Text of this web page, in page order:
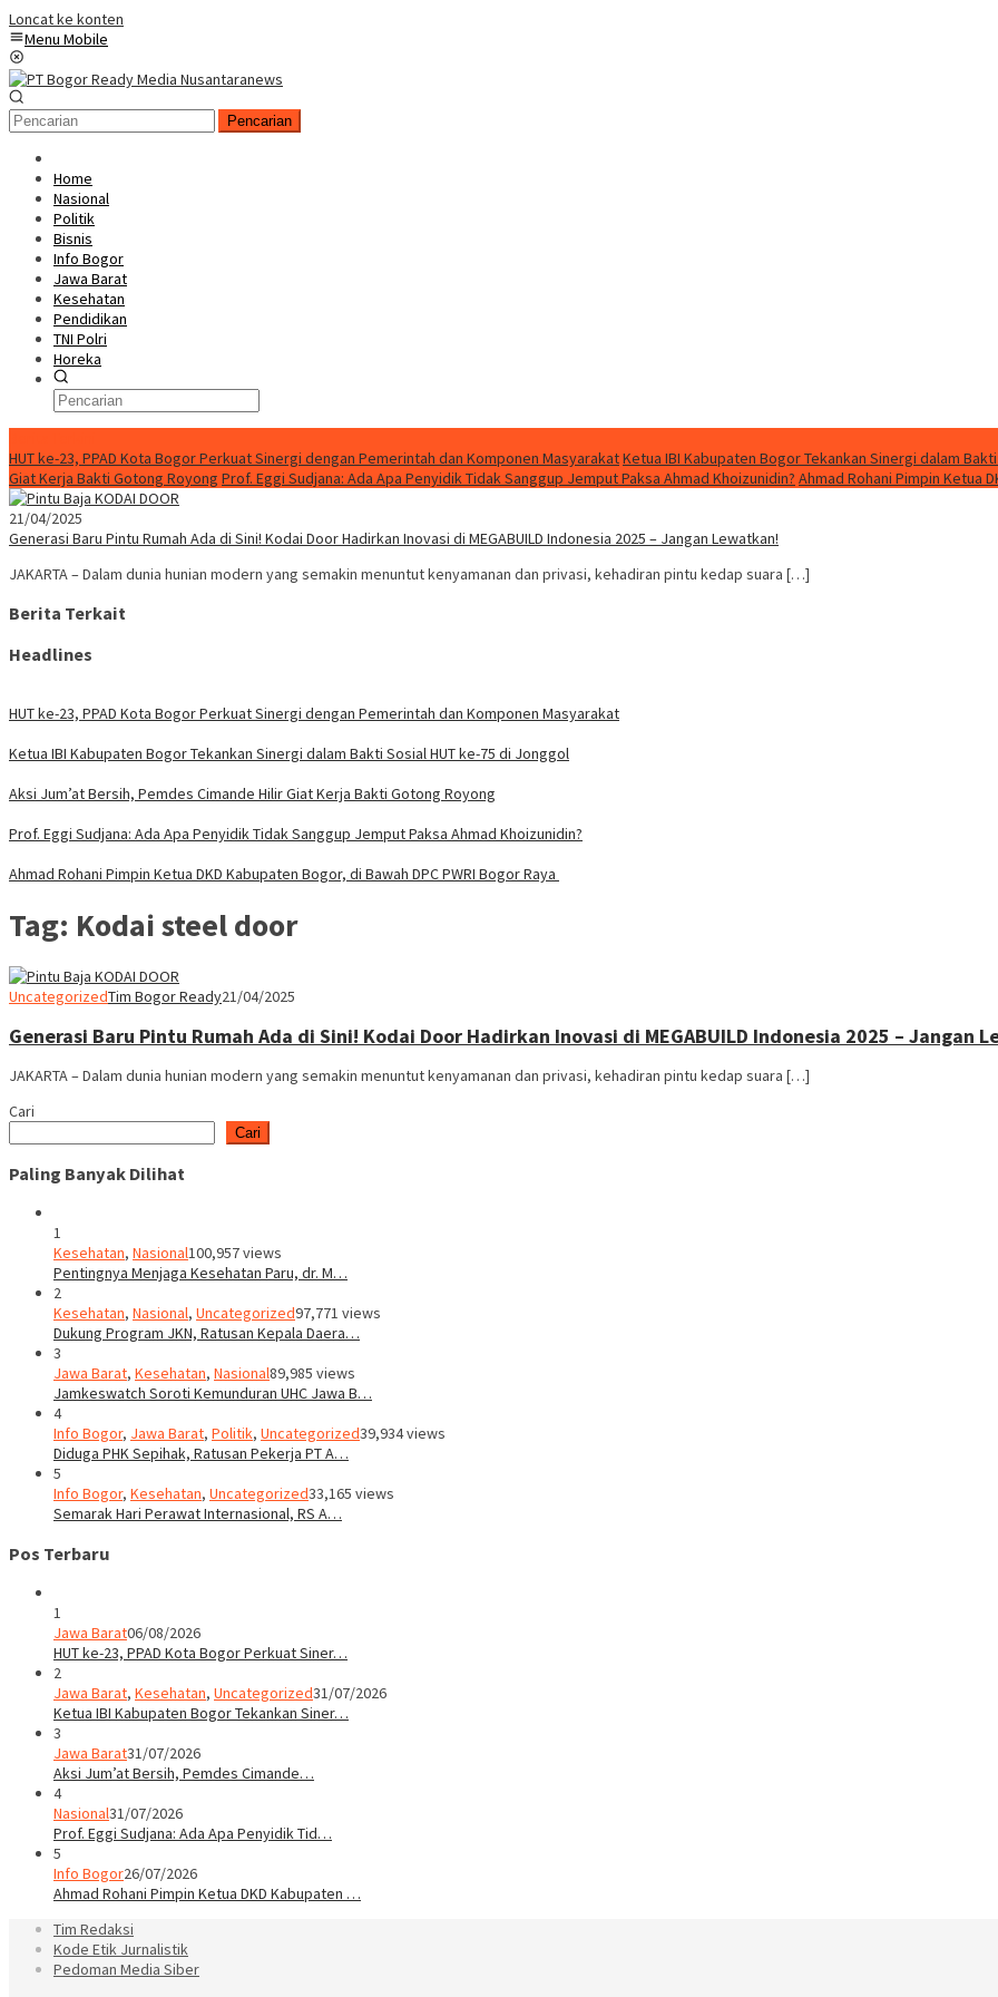
Loncat ke konten
Menu Mobile
Pencarian
Home
Nasional
Politik
Bisnis
Info Bogor
Jawa Barat
Kesehatan
Pendidikan
TNI Polri
Horeka
HUT ke-23, PPAD Kota Bogor Perkuat Sinergi dengan Pemerintah dan Komponen MasyarakatKetua IBI Kabupaten Bogor Tekankan Sinergi dalam
Giat Kerja Bakti Gotong Royong Prof. Eggi Sudjana: Ada Apa Penyidik Tidak Sanggup Jemput Paksa Ahmad Khoizunidin? Ahmad Rohani Pimpin Ketua
21/04/2025
Generasi Baru Pintu Rumah Ada di Sini! Kodai Door Hadirkan Inovasi di MEGABUILD Indonesia 2025 – Jangan Lewatkan!
JAKARTA – Dalam dunia hunian modern yang semakin menuntut kenyamanan dan privasi, kehadiran pintu kedap suara […]
Berita Terkait
Headlines
HUT ke-23, PPAD Kota Bogor Perkuat Sinergi dengan Pemerintah dan Komponen Masyarakat
Ketua IBI Kabupaten Bogor Tekankan Sinergi dalam Bakti Sosial HUT ke-75 di Jonggol
Aksi Jum’at Bersih, Pemdes Cimande Hilir Giat Kerja Bakti Gotong Royong
Prof. Eggi Sudjana: Ada Apa Penyidik Tidak Sanggup Jemput Paksa Ahmad Khoizunidin?
Ahmad Rohani Pimpin Ketua DKD Kabupaten Bogor, di Bawah DPC PWRI Bogor Raya
Tag: Kodai steel door
UncategorizedTim Bogor Ready21/04/2025
Generasi Baru Pintu Rumah Ada di Sini! Kodai Door Hadirkan Inovasi di MEGABUILD Indonesia 2025 – Jangan
JAKARTA – Dalam dunia hunian modern yang semakin menuntut kenyamanan dan privasi, kehadiran pintu kedap suara […]
Cari
Cari
Paling Banyak Dilihat
1
Kesehatan, Nasional100,957 views
Pentingnya Menjaga Kesehatan Paru, dr. M…
2
Kesehatan, Nasional, Uncategorized97,771 views
Dukung Program JKN, Ratusan Kepala Daera…
3
Jawa Barat, Kesehatan, Nasional89,985 views
Jamkeswatch Soroti Kemunduran UHC Jawa B…
4
Info Bogor, Jawa Barat, Politik, Uncategorized39,934 views
Diduga PHK Sepihak, Ratusan Pekerja PT A…
5
Info Bogor, Kesehatan, Uncategorized33,165 views
Semarak Hari Perawat Internasional, RS A…
Pos Terbaru
1
Jawa Barat06/08/2026
HUT ke-23, PPAD Kota Bogor Perkuat Siner…
2
Jawa Barat, Kesehatan, Uncategorized31/07/2026
Ketua IBI Kabupaten Bogor Tekankan Siner…
3
Jawa Barat31/07/2026
Aksi Jum’at Bersih, Pemdes Cimande…
4
Nasional31/07/2026
Prof. Eggi Sudjana: Ada Apa Penyidik Tid…
5
Info Bogor26/07/2026
Ahmad Rohani Pimpin Ketua DKD Kabupaten …
Tim Redaksi
Kode Etik Jurnalistik
Pedoman Media Siber